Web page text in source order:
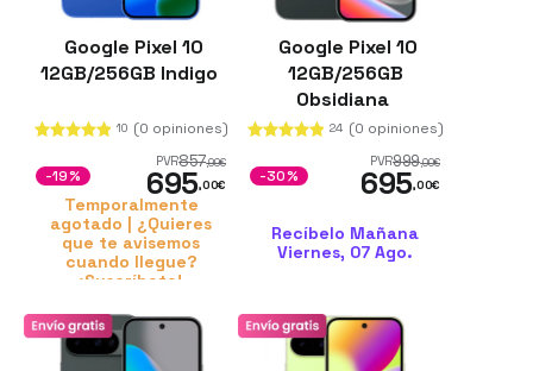
Google Pixel 10
12GB/256GB Indigo
10 (0 opiniones)
PVR857,99€
695,00€
-19%
Temporalmente
agotado | ¿Quieres
que te avisemos
cuando llegue?
¡Suscríbete!
Google Pixel 10
12GB/256GB
Obsidiana
24 (0 opiniones)
PVR999,00€
695,00€
-30%
Recíbelo Mañana
Viernes, 07 Ago.